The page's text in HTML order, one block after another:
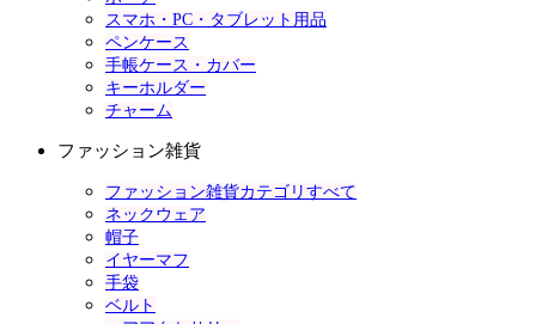
スマホ・PC・タブレット用品
ペンケース
手帳ケース・カバー
キーホルダー
チャーム
ファッション雑貨
ファッション雑貨カテゴリすべて
ネックウェア
帽子
イヤーマフ
手袋
ベルト